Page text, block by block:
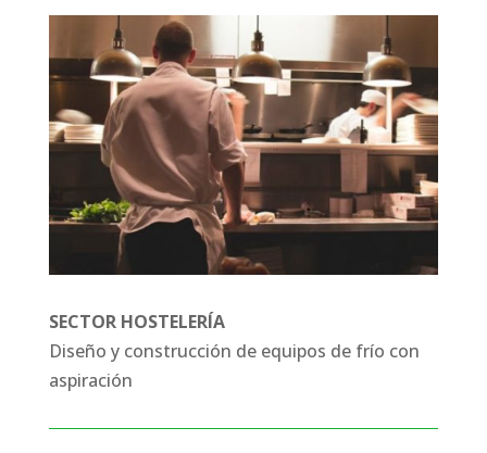
SECTOR HOSTELERÍA
Diseño y construcción de equipos de frío con
aspiración